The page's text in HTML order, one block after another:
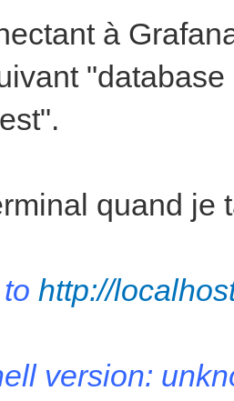
à
quand je
http://
version: